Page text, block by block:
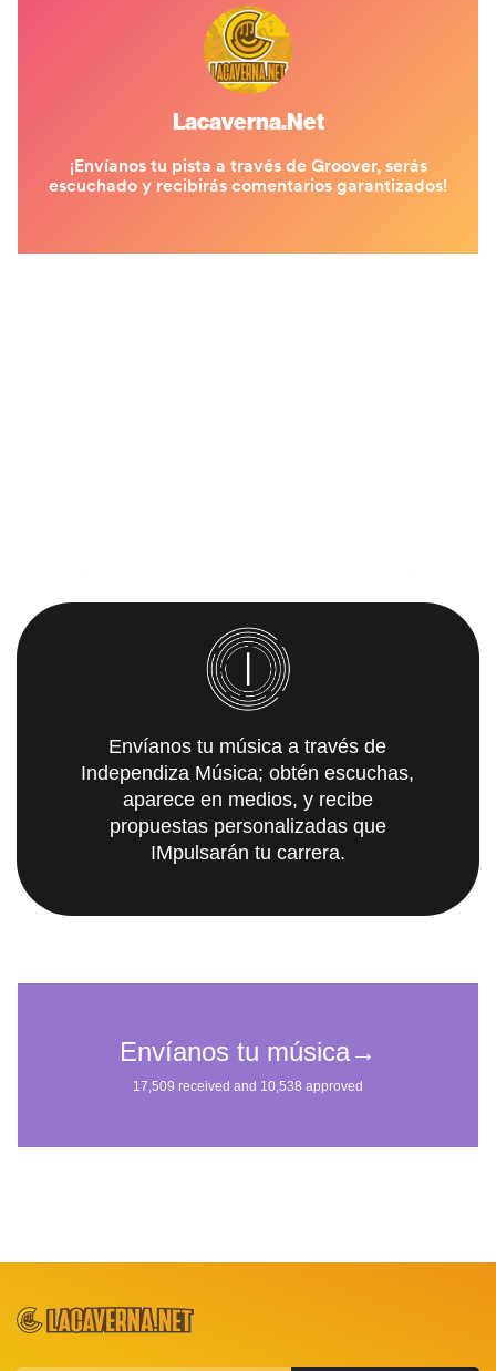
Envíanos tu música a través de
Independiza Música; obtén escuchas,
aparece en medios, y recibe
propuestas personalizadas que
IMpulsarán tu carrera.